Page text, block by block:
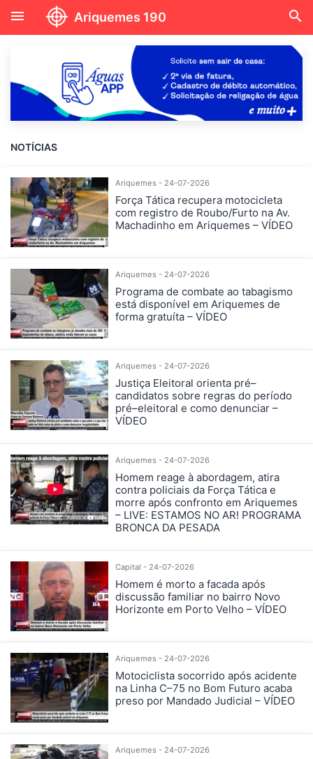
menu Ariquemes 190 search
NOTÍCIAS
Ariquemes - 24-07-2026
Força Tática recupera motocicleta
com registro de Roubo/Furto na Av.
Machadinho em Ariquemes – VÍDEO
Ariquemes - 24-07-2026
Programa de combate ao tabagismo
está disponível em Ariquemes de
forma gratuíta – VÍDEO
Ariquemes - 24-07-2026
Justiça Eleitoral orienta pré–
candidatos sobre regras do período
pré–eleitoral e como denunciar –
VÍDEO
Ariquemes - 24-07-2026
Homem reage à abordagem, atira
contra policiais da Força Tática e
morre após confronto em Ariquemes
– LIVE: ESTAMOS NO AR! PROGRAMA
BRONCA DA PESADA
Capital - 24-07-2026
Homem é morto a facada após
discussão familiar no bairro Novo
Horizonte em Porto Velho – VÍDEO
Ariquemes - 24-07-2026
Motociclista socorrido após acidente
na Linha C–75 no Bom Futuro acaba
preso por Mandado Judicial – VÍDEO
Ariquemes - 24-07-2026